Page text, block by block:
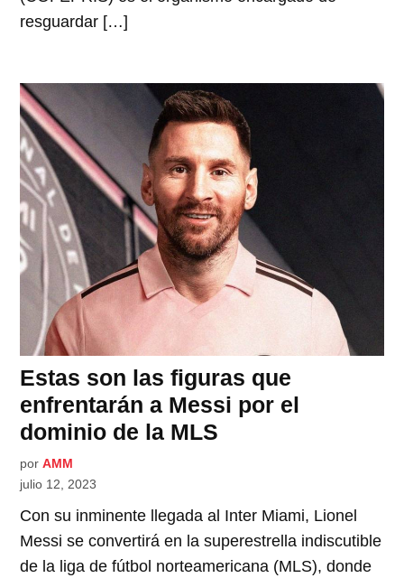
resguardar […]
Estas son las figuras que
enfrentarán a Messi por el
dominio de la MLS
por AMM
julio 12, 2023
Con su inminente llegada al Inter Miami, Lionel
Messi se convertirá en la superestrella indiscutible
de la liga de fútbol norteamericana (MLS), donde